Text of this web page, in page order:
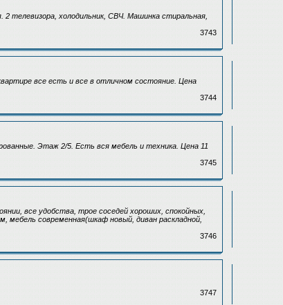
телевизора, холодильник, СВЧ. Машинка стиральная,
3743
все есть и все в отличном состояние. Цена
3744
Этаж 2/5. Есть вся мебель и техника. Цена 11
3745
все удобства, трое соседей хороших, спокойных,
мебель современная(шкаф новый, диван раскладной,
3746
3747